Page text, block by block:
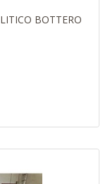
BOTTERO